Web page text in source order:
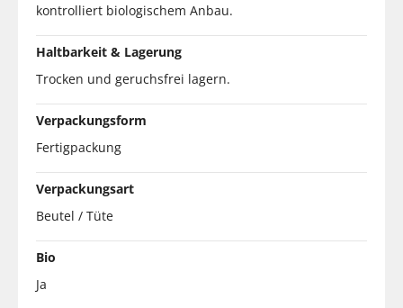
kontrolliert biologischem Anbau.
Haltbarkeit & Lagerung
Trocken und geruchsfrei lagern.
Verpackungsform
Fertigpackung
Verpackungsart
Beutel / Tüte
Bio
Ja